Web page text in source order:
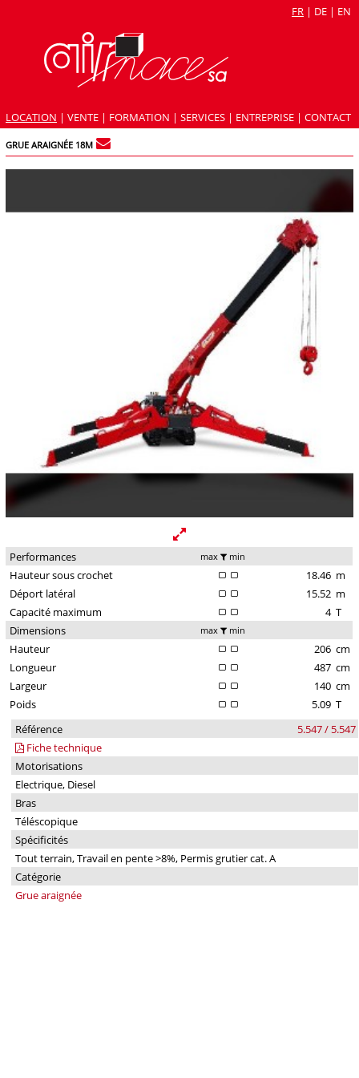
FR | DE | EN
LOCATION | VENTE | FORMATION | SERVICES | ENTREPRISE | CONTACT
GRUE ARAIGNÉE 18M
Performances max min
Hauteur sous crochet 18.46 m
Déport latéral
15.52 m
Capacité maximum
4 T
Dimensions
max min
Hauteur 206 cm
Longueur
487 cm
Largeur
140 cm
Poids
5.09 T
Référence
5.547 / 5.547
Fiche technique
Motorisations
Electrique, Diesel
Bras
Téléscopique
Spécificités
Tout terrain, Travail en pente >8%, Permis grutier cat. A
Catégorie
Grue araignée